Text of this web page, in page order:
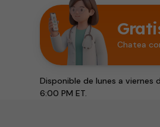
Chatea
Disponible de lunes a viernes
6:00 PM ET.